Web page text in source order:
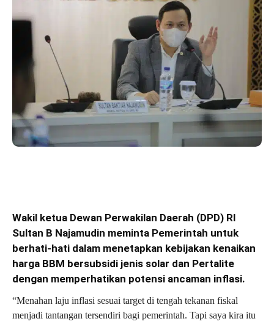
Wakil ketua Dewan Perwakilan Daerah (DPD) RI
Sultan B Najamudin meminta Pemerintah untuk
berhati-hati dalam menetapkan kebijakan kenaikan
harga BBM bersubsidi jenis solar dan Pertalite
dengan memperhatikan potensi ancaman inflasi.
“Menahan laju inflasi sesuai target di tengah tekanan fiskal
menjadi tantangan tersendiri bagi pemerintah. Tapi saya kira itu